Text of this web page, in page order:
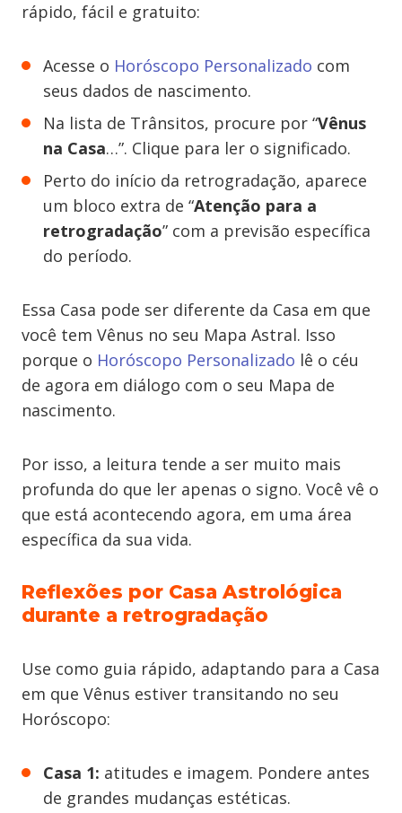
rápido, fácil e gratuito:
Acesse o Horóscopo Personalizado com
seus dados de nascimento.
Na lista de Trânsitos, procure por “Vênus
na Casa…”. Clique para ler o significado.
Perto do início da retrogradação, aparece
um bloco extra de “Atenção para a
retrogradação” com a previsão específica
do período.
Essa Casa pode ser diferente da Casa em que
você tem Vênus no seu Mapa Astral. Isso
porque o Horóscopo Personalizado lê o céu
de agora em diálogo com o seu Mapa de
nascimento.
Por isso, a leitura tende a ser muito mais
profunda do que ler apenas o signo. Você vê o
que está acontecendo agora, em uma área
específica da sua vida.
Reflexões por Casa Astrológica
durante a retrogradação
Use como guia rápido, adaptando para a Casa
em que Vênus estiver transitando no seu
Horóscopo:
Casa 1: atitudes e imagem. Pondere antes
de grandes mudanças estéticas.